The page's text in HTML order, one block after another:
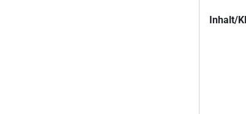
Inhalt/